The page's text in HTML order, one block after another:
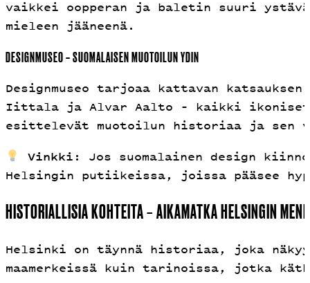
vaikkei oopperan ja baletin suuri
mieleen jääneenä.
DESIGNMUSEO – SUOMALAISEN MUOTOILUN YDIN
Designmuseo tarjoaa kattavan
Iittala ja Alvar Aalto – kaikki ikoniset
esittelevät muotoilun historiaa ja sen
Vinkki : Jos suomalainen design
Helsingin putiikeissa, joissa pääsee
HISTORIALLISIA KOHTEITA – AIKAMATKA HELSINGIN
Helsinki on täynnä historiaa, joka
maamerkeissä kuin tarinoissa, jotka